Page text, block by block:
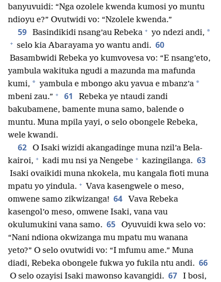
banyuvuidi: “Nga ozolele kwenda kumosi yo muntu
ndioyu e?” Ovutwidi vo: “Nzolele kwenda.”
59 Basindikidi nsang’au Rebeka + yo ndezi andi, *
+ selo kia Abarayama yo wantu andi. 60
Basambwidi Rebeka yo kumvovesa vo: “E nsang’eto,
yambula wakituka ngudi a mazunda ma mafunda
kumi, * yambula e mbongo aku yavua e mbanz’a *
mbeni zau.” + 61
Rebeka ye ntaudi zandi
bakubamene, bamente muna samo, balende o
muntu. Muna mpila yayi, o selo obongele Rebeka,
wele kwandi.
62
O Isaki wizidi akangadinge muna nzil’a Bela-
kairoi, + kadi mu nsi ya Nengebe + kazingilanga. 63
Isaki ovaikidi muna nkokela, mu kangala fioti muna
mpatu yo yindula. + Vava kasengwele o meso,
omwene samo zikwizanga! 64
Vava Rebeka
kasengol’o meso, omwene Isaki, vana vau
okulumukini vana samo. 65
Oyuvuidi kwa selo vo:
“Nani ndiona okwizanga mu mpatu mu wanana
yeto?” O selo ovutwidi vo: “I mfumu ame.” Muna
diadi, Rebeka obongele fukwa yo fukila ntu andi. 66
O selo ozayisi Isaki mawonso kavangidi. 67
I bosi,